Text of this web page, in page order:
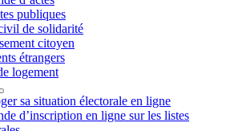
publiques
de solidarité
citoyen
étrangers
logement
sa situation électorale en ligne
d’inscription en ligne sur les listes